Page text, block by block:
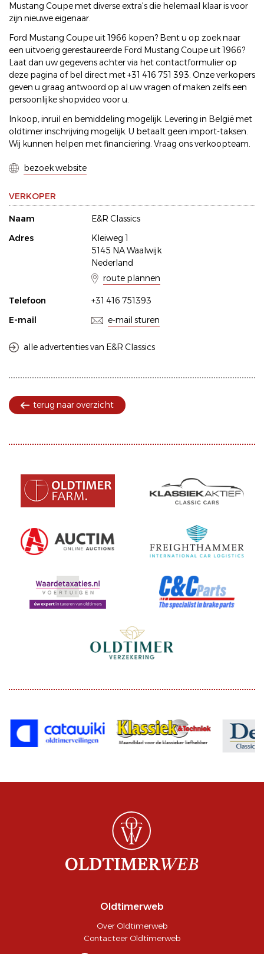
Mustang Coupe met diverse extra's die helemaal klaar is voor
zijn nieuwe eigenaar.
Ford Mustang Coupe uit 1966 kopen? Bent u op zoek naar
een uitvoerig gerestaureerde Ford Mustang Coupe uit 1966?
Laat dan uw gegevens achter via het contactformulier op
deze pagina of bel direct met +31 416 751 393. Onze verkopers
geven u graag antwoord op al uw vragen of maken zelfs een
persoonlijke shopvideo voor u.
Inkoop, inruil en bemiddeling mogelijk. Levering in België met
oldtimer inschrijving mogelijk. U betaalt geen import-taksen.
Wij kunnen helpen met financiering. Vraag ons verkoopteam.
bezoek website
VERKOPER
Naam
E&R Classics
Adres
Kleiweg 1
5145 NA Waalwijk
Nederland
route plannen
Telefoon
+31 416 751393
E-mail
e-mail sturen
alle advertenties van E&R Classics
terug naar overzicht
Oldtimerweb
Over Oldtimerweb
Contacteer Oldtimerweb